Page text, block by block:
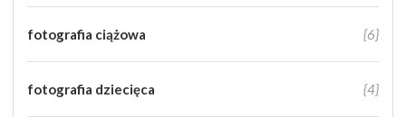
fotografia ciążowa {6}
fotografia dziecięca {4}